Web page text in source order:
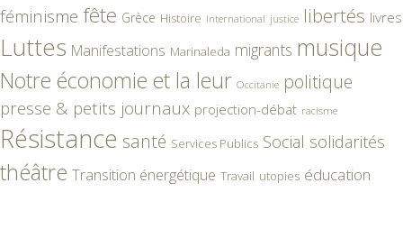
féminisme fête Grèce Histoire International justice libertés livres
Luttes Manifestations Marinaleda migrants musique
Notre économie et la leur Occitanie politique
presse & petits journaux projection-débat racisme
Résistance santé Services Publics Social solidarités
théâtre Transition énergétique Travail utopies éducation